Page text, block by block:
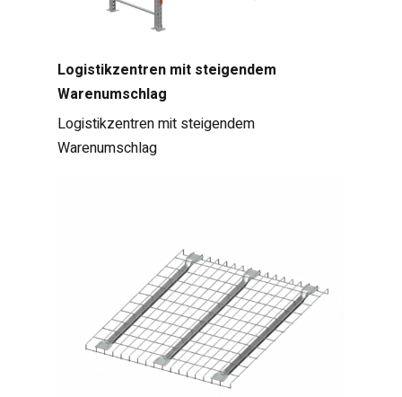
Logistikzentren mit steigendem
Warenumschlag
Logistikzentren mit steigendem
Warenumschlag